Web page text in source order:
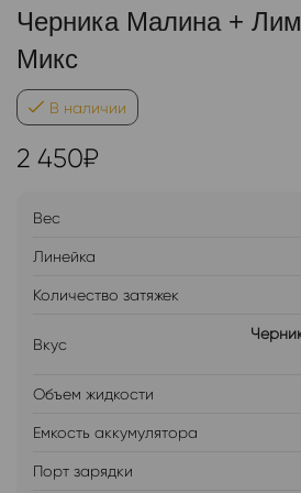
Черника Малина +
Микс
В наличии
2 450₽
Вес
Линейка
Количество затяжек
Вкус
Объем жидкости
Емкость аккумулятора
Порт зарядки